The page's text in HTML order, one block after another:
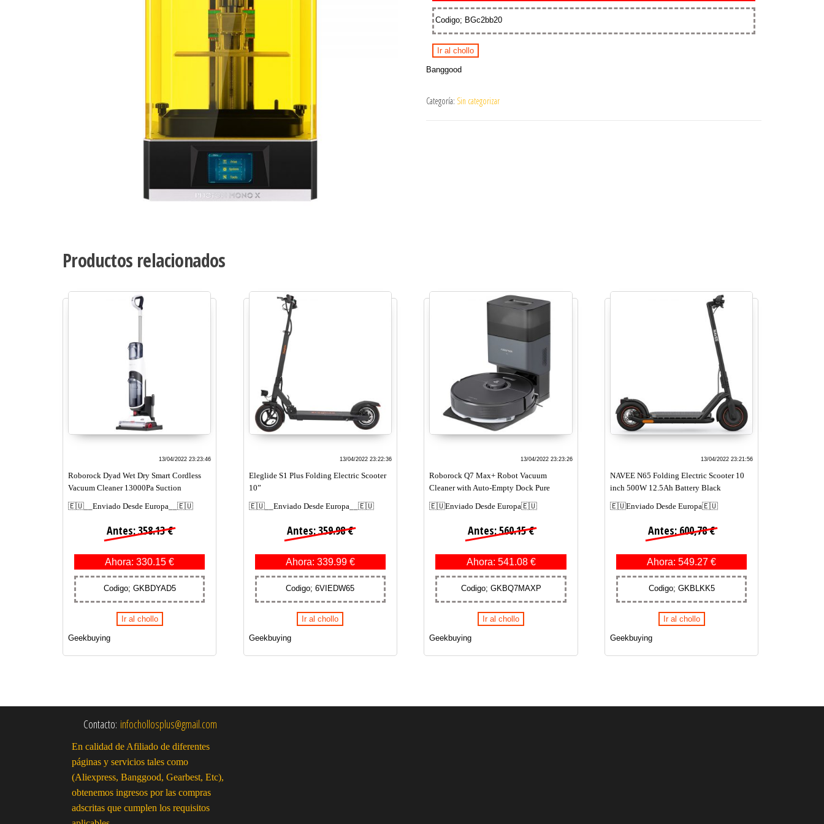
Codigo; BGc2bb20
Ir al chollo
Banggood
Categoría: Sin categorizar
Productos relacionados
13/04/2022 23:23:46
Roborock Dyad Wet Dry Smart Cordless
Vacuum Cleaner 13000Pa Suction
🇪🇺__Enviado Desde Europa__🇪🇺
Antes: 358.13 €
Ahora: 330.15 €
Codigo; GKBDYAD5
Ir al chollo
Geekbuying
13/04/2022 23:22:36
Eleglide S1 Plus Folding Electric Scooter
10”
🇪🇺__Enviado Desde Europa__🇪🇺
Antes: 359.98 €
Ahora: 339.99 €
Codigo; 6VIEDW65
Ir al chollo
Geekbuying
13/04/2022 23:23:26
Roborock Q7 Max+ Robot Vacuum
Cleaner with Auto-Empty Dock Pure
🇪🇺Enviado Desde Europa🇪🇺
Antes: 560.15 €
Ahora: 541.08 €
Codigo; GKBQ7MAXP
Ir al chollo
Geekbuying
13/04/2022 23:21:56
NAVEE N65 Folding Electric Scooter 10
inch 500W 12.5Ah Battery Black
🇪🇺Enviado Desde Europa🇪🇺
Antes: 600,78 €
Ahora: 549.27 €
Codigo; GKBLKK5
Ir al chollo
Geekbuying
Contacto: infochollosplus@gmail.com
En calidad de Afiliado de diferentes
páginas y servicios tales como
(Aliexpress, Banggood, Gearbest, Etc),
obtenemos ingresos por las compras
adscritas que cumplen los requisitos